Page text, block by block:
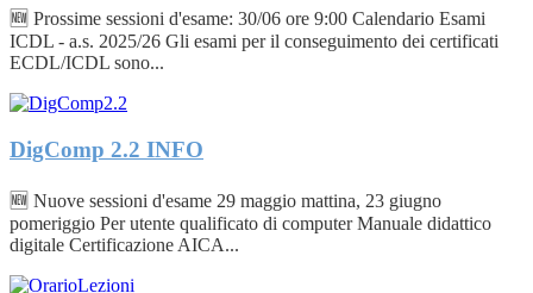
🆕 Prossime sessioni d'esame: 30/06 ore 9:00 Calendario Esami
ICDL - a.s. 2025/26 Gli esami per il conseguimento dei certificati
ECDL/ICDL sono...
DigComp 2.2 INFO
🆕 Nuove sessioni d'esame 29 maggio mattina, 23 giugno
pomeriggio Per utente qualificato di computer Manuale didattico
digitale Certificazione AICA...